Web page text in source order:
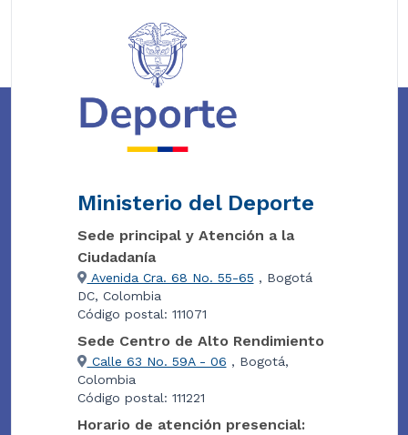
Ministerio del Deporte
Sede principal y Atención a la
Ciudadanía
Avenida Cra. 68 No. 55-65 , Bogotá
DC, Colombia
Código postal: 111071
Sede Centro de Alto Rendimiento
Calle 63 No. 59A - 06 , Bogotá,
Colombia
Código postal: 111221
Horario de atención presencial: